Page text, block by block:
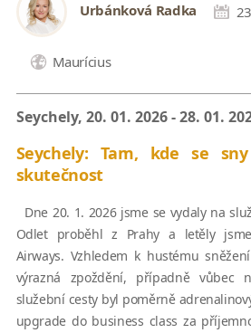
Urbánková Radka
Maurícius
Seychely, 20. 01. 2026 - 28. 01.
Seychely: Tam, kde se
skutečnost
Dne 20. 1. 2026 jsme se vydaly na
Odlet proběhl z Prahy a letěly
Airways. Vzhledem k hustému
výrazná zpoždění, případně vůbec
služební cesty byl poměrně
upgrade do business class za